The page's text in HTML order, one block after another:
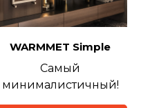
WARMMET Simple
Самый
минималистичный!